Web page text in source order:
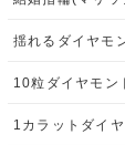
揺れるダイヤモ
10粒ダイヤモン
1カラットダイ